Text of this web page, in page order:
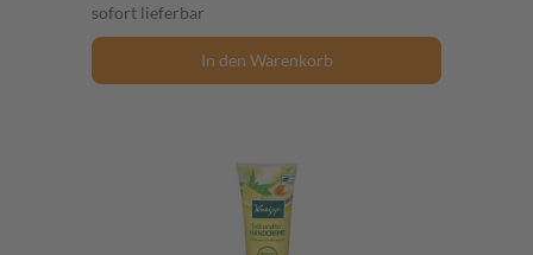
sofort lieferbar
In den Warenkorb